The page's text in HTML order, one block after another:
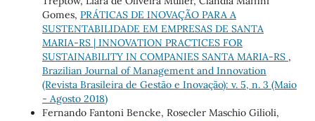
Gomes, PRÁTICAS DE INOVAÇÃO PARA A
SUSTENTABILIDADE EM EMPRESAS DE SANTA
MARIA-RS | INNOVATION PRACTICES FOR
SUSTAINABILITY IN COMPANIES SANTA MARIA-RS ,
Brazilian Journal of Management and Innovation
(Revista Brasileira de Gestão e Inovação): v. 5, n. 3 (Maio
- Agosto 2018)
Fernando Fantoni Bencke, Rosecler Maschio Gilioli,